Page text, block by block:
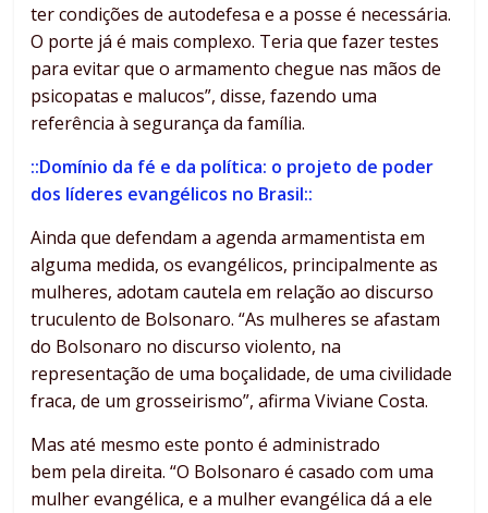
ter condições de autodefesa e a posse é necessária.
O porte já é mais complexo. Teria que fazer testes
para evitar que o armamento chegue nas mãos de
psicopatas e malucos”, disse, fazendo uma
referência à segurança da família.
::Domínio da fé e da política: o projeto de poder
dos líderes evangélicos no Brasil::
Ainda que defendam a agenda armamentista em
alguma medida, os evangélicos, principalmente as
mulheres, adotam cautela em relação ao discurso
truculento de Bolsonaro. “As mulheres se afastam
do Bolsonaro no discurso violento, na
representação de uma boçalidade, de uma civilidade
fraca, de um grosseirismo”, afirma Viviane Costa.
Mas até mesmo este ponto é administrado
bem pela direita. “O Bolsonaro é casado com uma
mulher evangélica, e a mulher evangélica dá a ele